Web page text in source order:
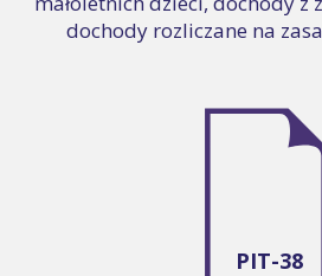
dochody rozliczane na
PIT-38